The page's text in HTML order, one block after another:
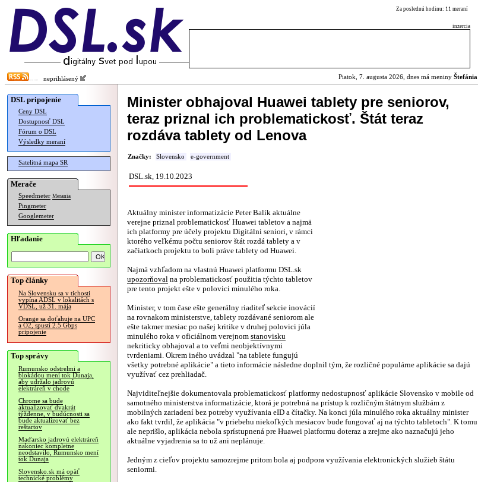
Za poslednú hodinu: 11 meraní
inzercia
neprihlásený Piatok, 7. augusta 2026, dnes má meniny Štefánia
DSL pripojenie
Ceny DSL
Dostupnosť DSL
Fórum o DSL
Výsledky meraní
Satelitná mapa SR
Merače
Speedmeter Merania
Pingmeter
Googlemeter
Hľadanie
Top články
Na Slovensku sa v tichosti
vypína ADSL v lokalitách s
VDSL, už 31. mája
Orange sa doťahuje na UPC
a O2, spustí 2.5 Gbps
pripojenie
Top správy
Rumunsko odstrelmi a
blokádou mení tok Dunaja,
aby udržalo jadrovú
elektráreň v chode
Chrome sa bude
aktualizovať dvakrát
týždenne, v budúcnosti sa
bude aktualizovať bez
reštartov
Maďarsko jadrovú elektráreň
nakoniec kompletne
neodstavilo, Rumunsko mení
tok Dunaja
Slovensko.sk má opäť
technické problémy
Minister obhajoval Huawei tablety pre seniorov,
teraz priznal ich problematickosť. Štát teraz
rozdáva tablety od Lenova
Značky: Slovensko e-government
DSL.sk, 19.10.2023
Aktuálny minister informatizácie Peter Balík aktuálne
verejne priznal problematickosť Huawei tabletov a najmä
ich platformy pre účely projektu Digitálni seniori, v rámci
ktorého veľkému počtu seniorov štát rozdá tablety a v
začiatkoch projektu to boli práve tablety od Huawei.
Najmä vzhľadom na vlastnú Huawei platformu DSL.sk
upozorňoval na problematickosť použitia týchto tabletov
pre tento projekt ešte v polovici minulého roka.
Minister, v tom čase ešte generálny riaditeľ sekcie inovácií
na rovnakom ministerstve, tablety rozdávané seniorom ale
ešte takmer mesiac po našej kritike v druhej polovici júla
minulého roka v oficiálnom verejnom stanovisku
nekriticky obhajoval a to veľmi neobjektívnymi
tvrdeniami. Okrem iného uvádzal "na tablete fungujú
všetky potrebné aplikácie" a tieto informácie následne doplnil tým, že rozličné populárne aplikácie sa dajú
využívať cez prehliadač.
Najviditeľnejšie dokumentovala problematickosť platformy nedostupnosť aplikácie Slovensko v mobile od
samotného ministerstva informatizácie, ktorá je potrebná na prístup k rozličným štátnym službám z
mobilných zariadení bez potreby využívania eID a čítačky. Na konci júla minulého roka aktuálny minister
ako fakt tvrdil, že aplikácia "v priebehu niekoľkých mesiacov bude fungovať aj na týchto tabletoch". K tomu
ale neprišlo, aplikácia nebola sprístupnená pre Huawei platformu doteraz a zrejme ako naznačujú jeho
aktuálne vyjadrenia sa to už ani neplánuje.
Jedným z cieľov projektu samozrejme pritom bola aj podpora využívania elektronických služieb štátu
seniormi.